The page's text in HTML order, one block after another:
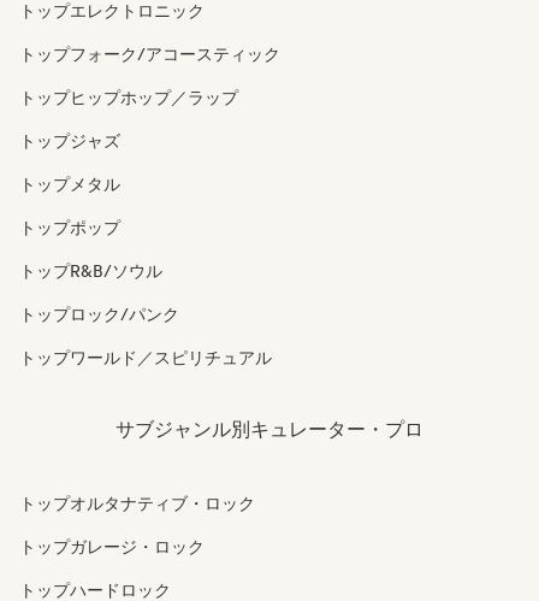
トップエレクトロニック
トップフォーク/アコースティック
トップヒップホップ／ラップ
トップジャズ
トップメタル
トップポップ
トップR&B/ソウル
トップロック/パンク
トップワールド／スピリチュアル
サブジャンル別キュレーター・プロ
トップオルタナティブ・ロック
トップガレージ・ロック
トップハードロック